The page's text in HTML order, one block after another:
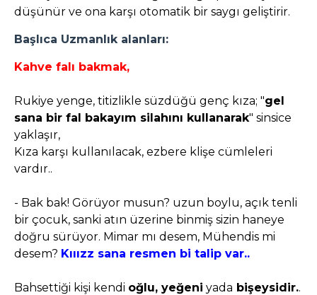
düşünür ve ona karşı otomatik bir saygı geliştirir.
Başlıca Uzmanlık alanları:
Kahve falı bakmak,
Rukiye yenge, titizlikle süzdüğü genç kıza; "gel
sana bir fal bakayım silahını kullanarak" sinsice
yaklaşır,
Kıza karşı kullanılacak, ezbere klişe cümleleri
vardır..
- Bak bak! Görüyor musun? uzun boylu, açık tenli
bir çocuk, sanki atın üzerine binmiş sizin haneye
doğru sürüyor. Mimar mı desem, Mühendis mi
desem? Kııızz sana resmen bi talip var..
Bahsettiği kişi kendi oğlu, yeğeni yada bişeysidir..